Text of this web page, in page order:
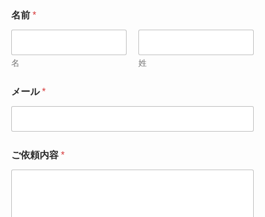
名前 *
名 姓
メール*
ご依頼内容 *